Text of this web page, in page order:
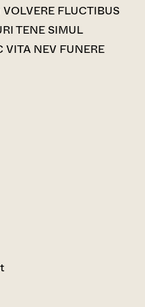
FLUCTIBUS
TENE SIMUL
VITA NEV FUNERE